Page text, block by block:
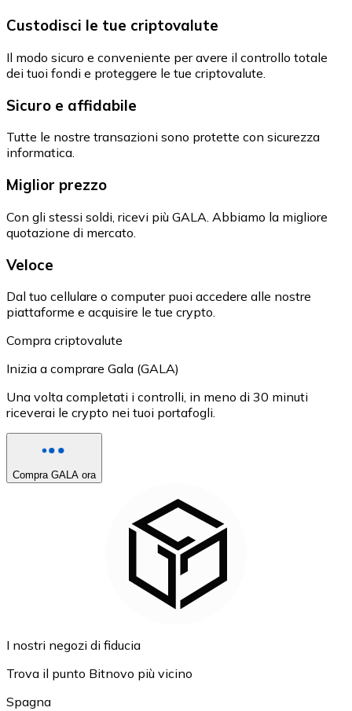
Custodisci le tue criptovalute
Il modo sicuro e conveniente per avere il controllo totale
dei tuoi fondi e proteggere le tue criptovalute.
Sicuro e affidabile
Tutte le nostre transazioni sono protette con sicurezza
informatica.
Miglior prezzo
Con gli stessi soldi, ricevi più GALA. Abbiamo la migliore
quotazione di mercato.
Veloce
Dal tuo cellulare o computer puoi accedere alle nostre
piattaforme e acquisire le tue crypto.
Compra criptovalute
Inizia a comprare Gala (GALA)
Una volta completati i controlli, in meno di 30 minuti
riceverai le crypto nei tuoi portafogli.
Compra GALA ora
I nostri negozi di fiducia
Trova il punto Bitnovo più vicino
Spagna